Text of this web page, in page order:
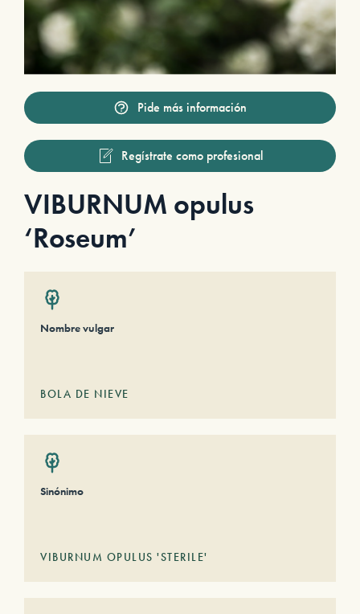
Pide más información
Regístrate como profesional
VIBURNUM opulus
‘Roseum’
Nombre vulgar
BOLA DE NIEVE
Sinónimo
VIBURNUM OPULUS 'STERILE'